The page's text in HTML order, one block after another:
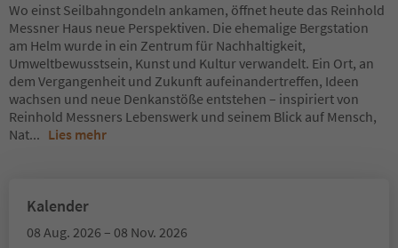
Wo einst Seilbahngondeln ankamen, öffnet heute das Reinhold
Messner Haus neue Perspektiven. Die ehemalige Bergstation
am Helm wurde in ein Zentrum für Nachhaltigkeit,
Umweltbewusstsein, Kunst und Kultur verwandelt. Ein Ort, an
dem Vergangenheit und Zukunft aufeinandertreffen, Ideen
wachsen und neue Denkanstöße entstehen – inspiriert von
Reinhold Messners Lebenswerk und seinem Blick auf Mensch,
Nat... Lies mehr
Kalender
08 Aug. 2026 – 08 Nov. 2026